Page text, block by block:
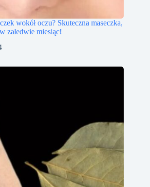
wokół oczu? Skuteczna maseczka,
zaledwie miesiąc!